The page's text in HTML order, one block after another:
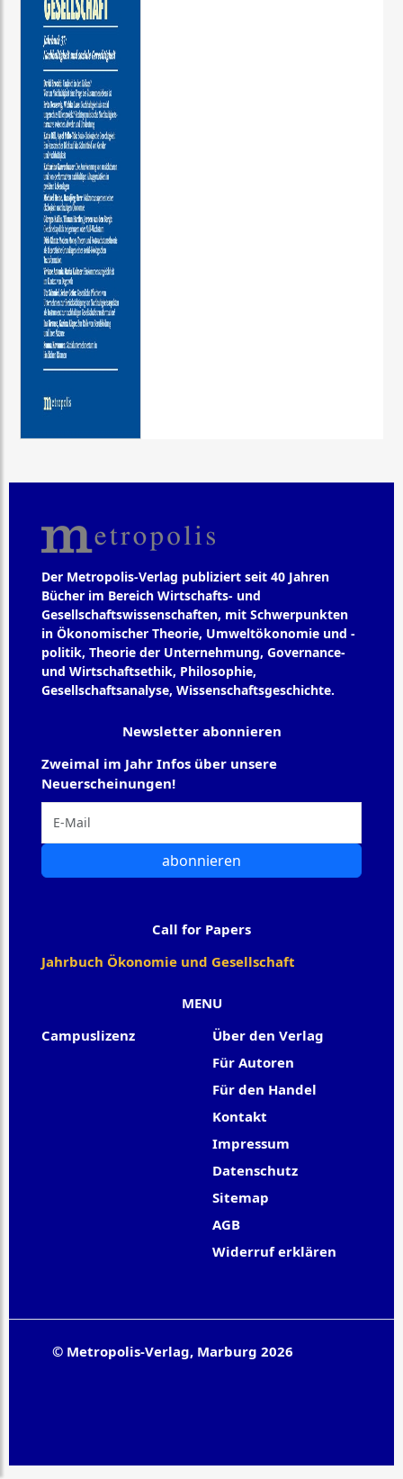
Der Metropolis-Verlag publiziert seit 40 Jahren
Bücher im Bereich Wirtschafts- und
Gesellschaftswissenschaften, mit Schwerpunkten
in Ökonomischer Theorie, Umweltökonomie und -
politik, Theorie der Unternehmung, Governance-
und Wirtschaftsethik, Philosophie,
Gesellschaftsanalyse, Wissenschaftsgeschichte.
MENU
Campuslizenz
Über den Verlag
Für Autoren
Für den Handel
Kontakt
Impressum
Datenschutz
Sitemap
AGB
Widerruf erklären
Newsletter abonnieren
Zweimal im Jahr Infos über unsere
Neuerscheinungen!
abonnieren
Call for Papers
Jahrbuch Ökonomie und Gesellschaft
© Metropolis-Verlag, Marburg 2026